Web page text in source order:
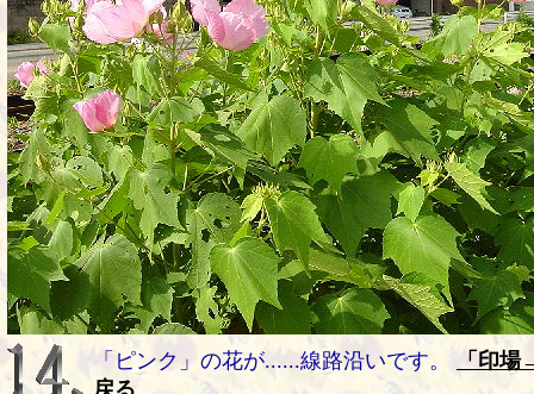
「ピンク」の花が......線路沿いです。
「印
戻る。